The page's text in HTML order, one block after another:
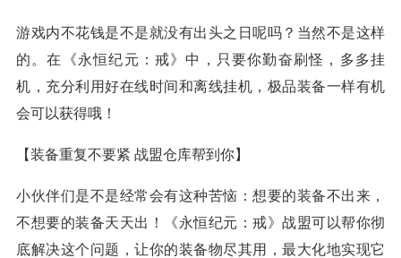
游戏内不花钱是不是就没有出头之日呢吗？当然不是这样
的。在《永恒纪元：戒》中，只要你勤奋刷怪，多多挂
机，充分利用好在线时间和离线挂机，极品装备一样有机
会可以获得哦！
【装备重复不要紧 战盟仓库帮到你】
小伙伴们是不是经常会有这种苦恼：想要的装备不出来，
不想要的装备天天出！《永恒纪元：戒》战盟可以帮你彻
底解决这个问题，让你的装备物尽其用，最大化地实现它